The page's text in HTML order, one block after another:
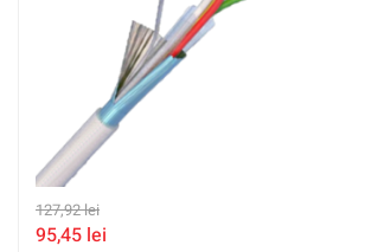
127,92lei
95,45 lei